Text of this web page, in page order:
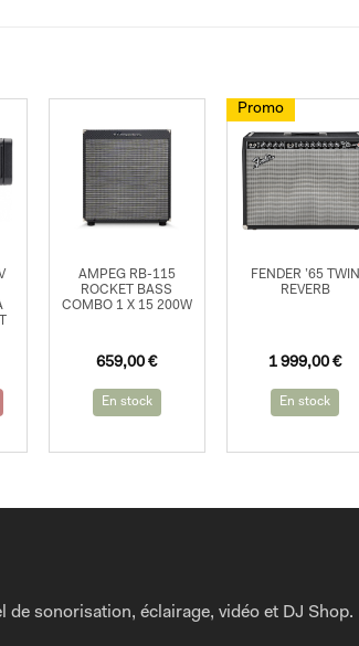
AMPEG RB-115
ROCKET BASS
COMBO 1 X 15 200W
659,00€
En stock
Promo
FENDER ’65 TWIN
REVERB
Le
initial
était :
1 999,00€
Le
actuel
est :
En stock
sonorisation, éclairage, vidéo et DJ Shop.